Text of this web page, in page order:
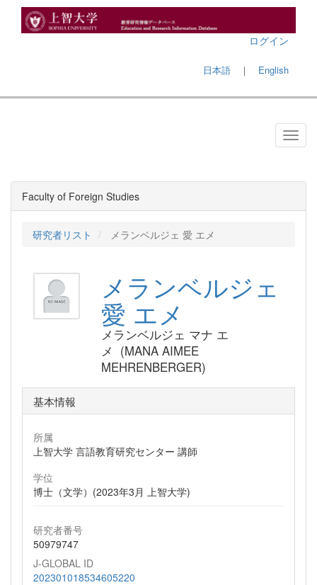
ログイン
日本語 ｜ English
Faculty of Foreign Studies
研究者リスト メランベルジェ 愛 エメ
メランベルジェ
愛 エメ
メランベルジェ マナ エ
メ (MANA AIMEE
MEHRENBERGER)
基本情報
所属
上智大学 言語教育研究センター 講師
学位
博士（文学）(2023年3月 上智大学)
研究者番号
50979747
J-GLOBAL ID
202301018534605220